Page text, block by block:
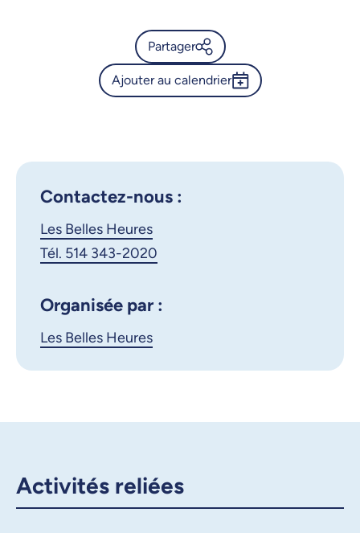
Partager
Calendrier de l’Université de
X.com
Ajouter au calendrier
Contactez-nous :
Les Belles Heures
Tél. 514 343-2020
Organisée par :
Les Belles Heures
Activités reliées